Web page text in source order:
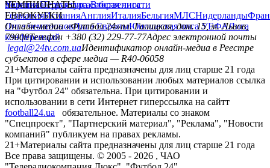
политикаСтруктура собственности
УкраинаПервая лигаВторая лига
ЧЕМПИОНАТЫ
ГерманияИспанияАнглияИталияБельгияМЛСНидерланды
ЕВРОКУБКИ
Лига чемпионовЛига ЕвропыЮношеская лига УЕФАЛига
конференций
Онлайн-медиа «Футбол 24»пл. Галицкая, дом. 15, м. Львов,
79008Телефон +380 (32) 229-77-77Адрес электронной почты
legal@24tv.com.uaИдентификатор онлайн-медиа в Реестре
субъектов в сфере медиа — R40-06058
21+Материалы сайта предназначены для лиц старше 21 года
При цитировании и использовании любых материалов ссылка
на "Футбол 24" обязательна. При цитировании и
использовании в сети Интернет гиперссылка на сайтт
football24.ua
обязательное. Материалы со знаком
"Спецпроект", "Партнерский материал", "Реклама", "Новости
компаний" публикуем на правах рекламы.
21+Материалы сайта предназначены для лиц старше 21 года
Все права защищены. © 2005 - 2026 , ЧАО